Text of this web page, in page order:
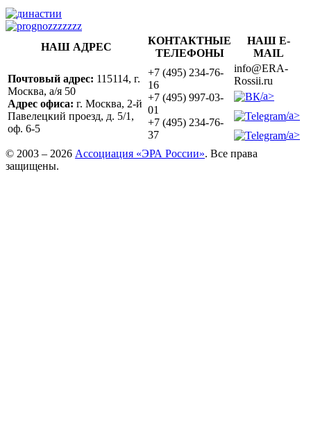
НАШ АДРЕС
КОНТАКТНЫЕ
ТЕЛЕФОНЫ
НАШ E-
MAIL
Почтовый адрес: 115114, г.
Москва, а/я 50
Адрес офиса: г. Москва, 2-й
Павелецкий проезд, д. 5/1,
оф. 6-5
+7 (495) 234-76-
16
+7 (495) 997-03-
01
+7 (495) 234-76-
37
info@ERA-
Rossii.ru
/a>
/a>
/a>
© 2003 – 2026 Ассоциация «ЭРА России». Все права
защищены.